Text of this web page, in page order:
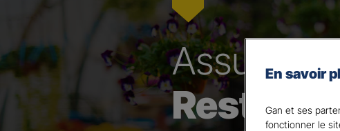
En savoir
Gan et ses
fonctionner le